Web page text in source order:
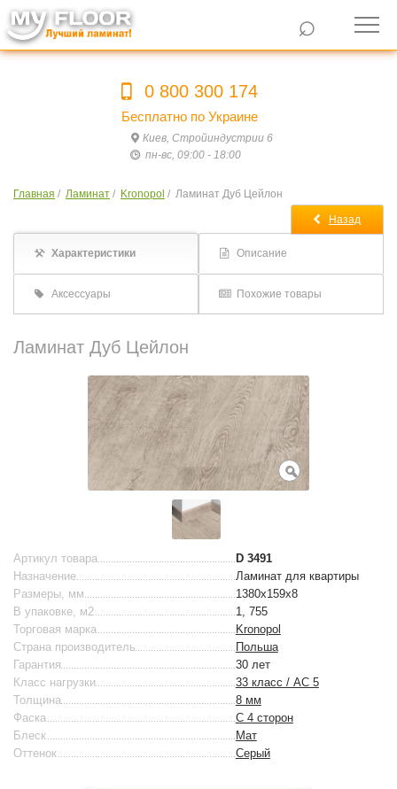
⌕
0 800 300 174
Бесплатно по Украине
Киев, Стройиндустрии 6
пн-вс, 09:00 - 18:00
Главная / Ламинат / Kronopol / Ламинат Дуб Цейлон
Характеристики Описание
Аксессуары Похожие товары
Назад
Ламинат Дуб Цейлон
D 3491
Артикул товара
Ламинат для квартиры
Назначение
1380x159x8
Размеры, мм
1, 755
В упаковке, м2
Kronopol
Торговая марка
Польша
Страна производитель
30 лет
Гарантия
33 класс / AC 5
Класс нагрузки
8 мм
Толщина
С 4 сторон
Фаска
Мат
Блеск
Серый
Оттенок